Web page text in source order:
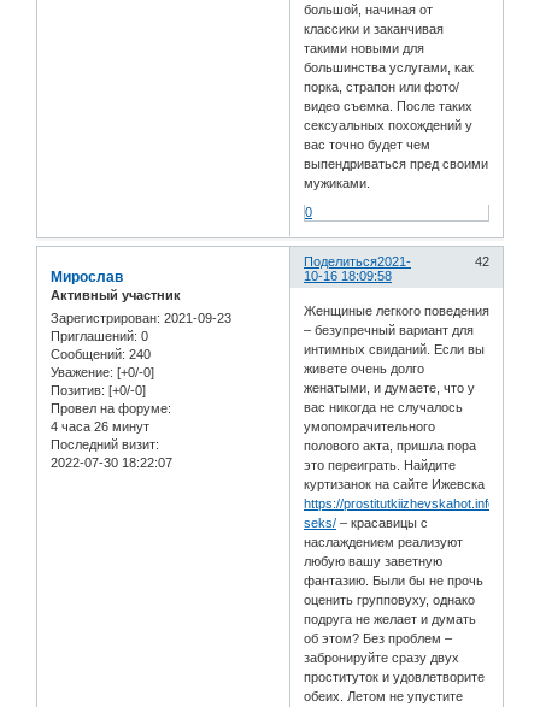
большой, начиная от
классики и заканчивая
такими новыми для
большинства услугами, как
порка, страпон или фото/
видео съемка. После таких
сексуальных похождений у
вас точно будет чем
выпендриваться пред своими
мужиками.
0
Поделиться 42
2021-
10-16 18:09:58
Мирослав
Активный участник
Зарегистрирован: 2021-09-23
Приглашений: 0
Сообщений: 240
Уважение: [+0/-0]
Позитив: [+0/-0]
Провел на форуме:
4 часа 26 минут
Последний визит:
2022-07-30 18:22:07
Женщиные легкого поведения
– безупречный вариант для
интимных свиданий. Если вы
живете очень долго
женатыми, и думаете, что у
вас никогда не случалось
умопомрачительного
полового акта, пришла пора
это переиграть. Найдите
куртизанок на сайте Ижевска
https://prostitutkiizhevskahot.info/
seks/ – красавицы с
наслаждением реализуют
любую вашу заветную
фантазию. Были бы не прочь
оценить групповуху, однако
подруга не желает и думать
об этом? Без проблем –
забронируйте сразу двух
проституток и удовлетворите
обеих. Летом не упустите